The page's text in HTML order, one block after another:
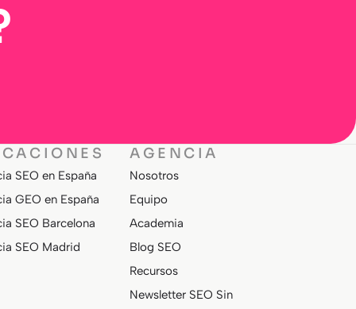
SEO en España
GEO en España
SEO Barcelona
SEO Madrid
AGENCIA
Nosotros
Equipo
Academia
Blog SEO
Recursos
Newsletter SEO Sin